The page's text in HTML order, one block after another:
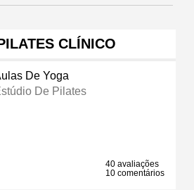
CLÍNICO
De Yoga
De Pilates
40 avaliações
10 comentários